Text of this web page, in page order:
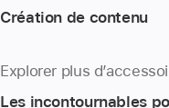
Création de contenu
Explorer plus
Les incontournables